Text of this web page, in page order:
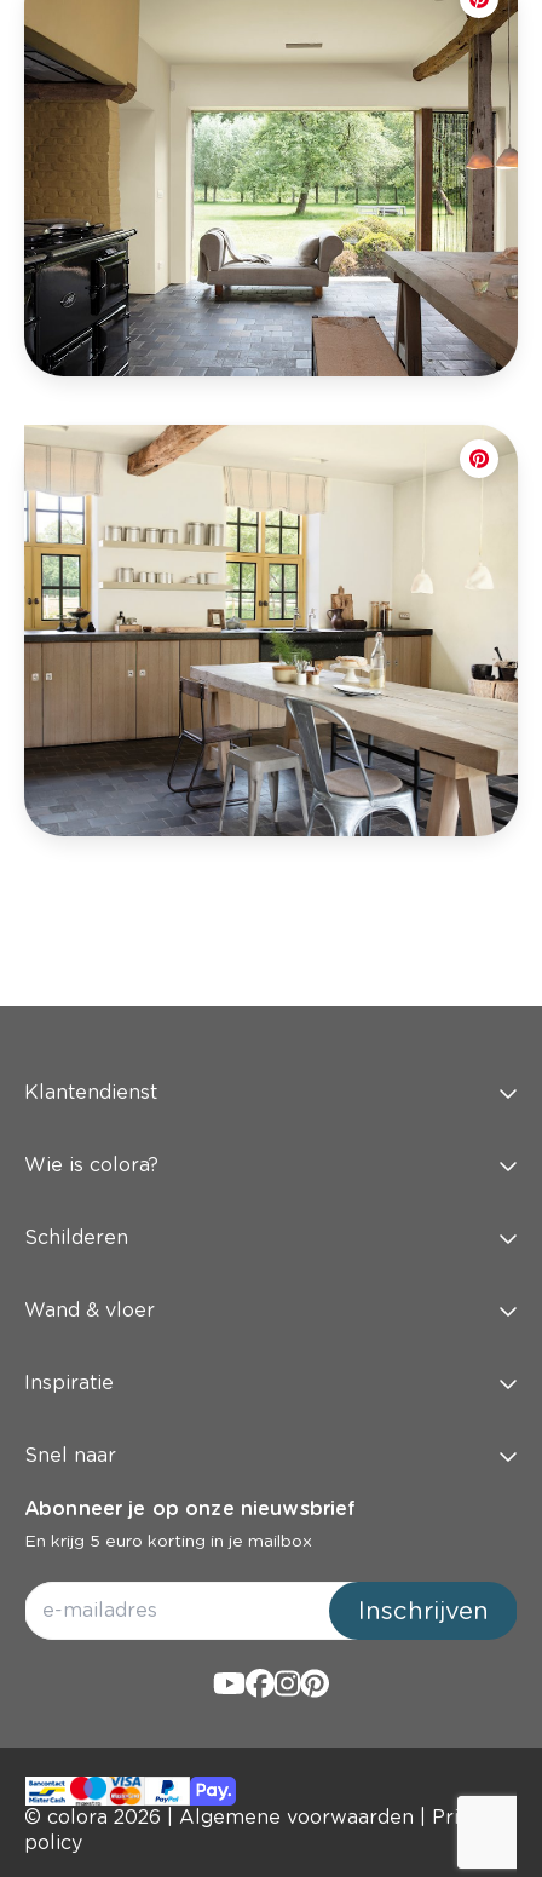
Klantendienst
Wie is colora?
Schilderen
Wand & vloer
Inspiratie
Snel naar
Abonneer je op onze nieuwsbrief
En krijg 5 euro korting in je mailbox
Inschrijven
© colora 2026 Algemene voorwaarden
Privacy
policy